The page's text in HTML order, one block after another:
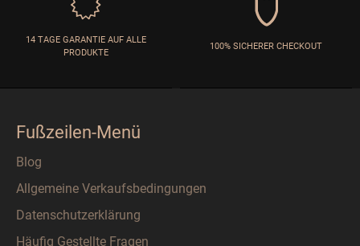
14 TAGE GARANTIE AUF ALLE
PRODUKTE
100% SICHERER CHECKOUT
Fußzeilen-Menü
Blog
Allgemeine Verkaufsbedingungen
Datenschutzerklärung
Häufig Gestellte Fragen